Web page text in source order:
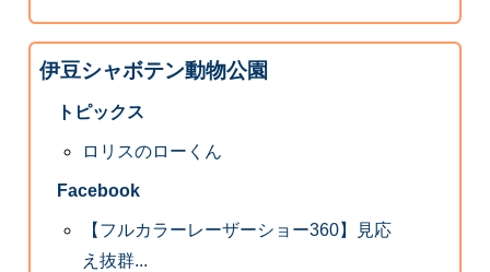
伊豆シャボテン動物公園
トピックス
ロリスのローくん
Facebook
【フルカラーレーザーショー360】見応
え抜群...